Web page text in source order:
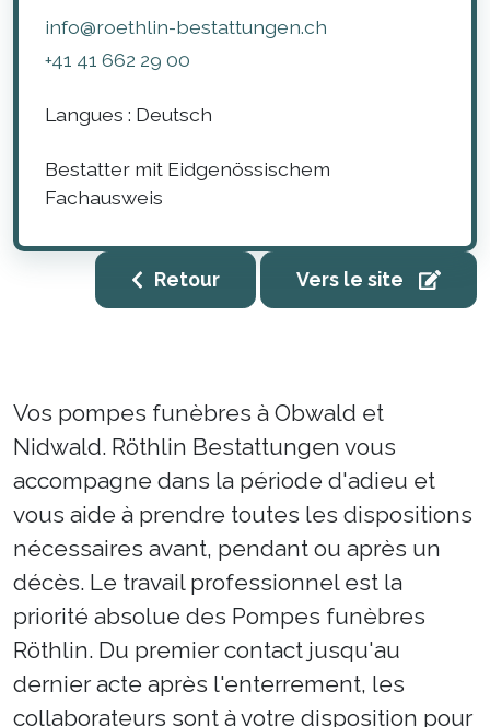
info@roethlin-bestattungen.ch
+41 41 662 29 00
Langues : Deutsch
Bestatter mit Eidgenössischem
Fachausweis
Retour Vers le site
Vos pompes funèbres à Obwald et
Nidwald. Röthlin Bestattungen vous
accompagne dans la période d'adieu et
vous aide à prendre toutes les dispositions
nécessaires avant, pendant ou après un
décès. Le travail professionnel est la
priorité absolue des Pompes funèbres
Röthlin. Du premier contact jusqu'au
dernier acte après l'enterrement, les
collaborateurs sont à votre disposition pour